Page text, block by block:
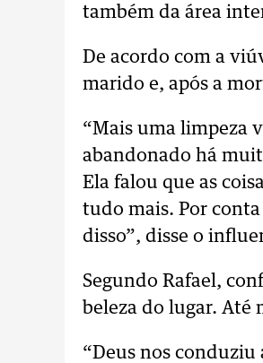
também da área
De acordo com a
marido e, após a
“Mais uma limpeza
abandonado há
Ela falou que as
tudo mais. Por
disso”, disse o
Segundo Rafael,
beleza do lugar. Até
“Deus nos